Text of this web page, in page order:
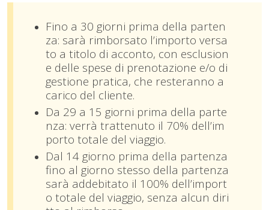
Fino a 30 giorni prima della parten
za: sarà rimborsato l’importo versa
to a titolo di acconto, con esclusion
e delle spese di prenotazione e/o di
gestione pratica, che resteranno a
carico del cliente.
Da 29 a 15 giorni prima della parte
nza: verrà trattenuto il 70% dell’im
porto totale del viaggio.
Dal 14 giorno prima della partenza
fino al giorno stesso della partenza
sarà addebitato il 100% dell’import
o totale del viaggio, senza alcun diri